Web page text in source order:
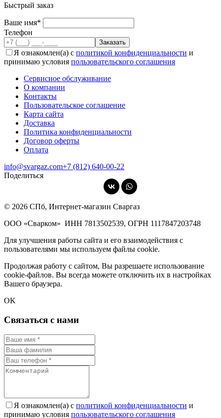
Быстрый заказ
Ваше имя*
Телефон
Я ознакомлен(а) с политикой конфиденциальности и
принимаю условия пользовательского соглашения
Сервисное обслуживание
О компании
Контакты
Пользовательское соглашение
Карта сайта
Доставка
Политика конфиденциальности
Договор оферты
Оплата
info@svargaz.com+7 (812) 640‑00‑22
Поделиться
© 2026 СПб, Интернет-магазин Сваргаз
ООО «Сварком» ИНН 7813502539, ОГРН 1117847203748
Для улучшения работы сайта и его взаимодействия с
пользователями мы используем файлы cookie.
Продолжая работу с сайтом, Вы разрешаете использование
cookie-файлов. Вы всегда можете отключить их в настройках
Вашего браузера.
OK
Связаться с нами
Я ознакомлен(а) с политикой конфиденциальности и
принимаю условия пользовательского соглашения